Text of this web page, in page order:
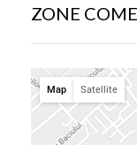
ZONE